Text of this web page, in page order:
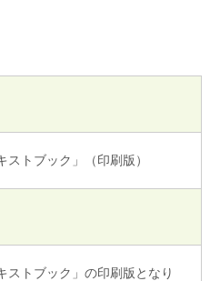
トブック」（印刷版）
トブック」の印刷版となり